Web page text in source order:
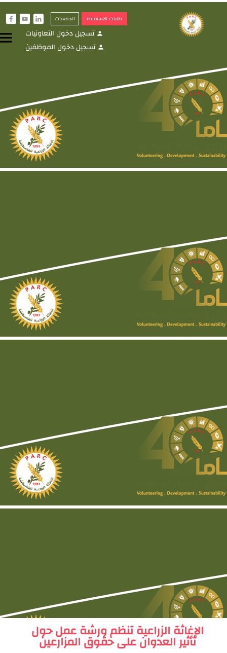
طلبات الاستفادة الجمعيات i
y
f
person تسجيل دخول التعاونيات
person تسجيل دخول الموظفين
الإغاثة الزراعية تنظم ورشة عمل حول
تأثير العدوان على حقوق المزارعين